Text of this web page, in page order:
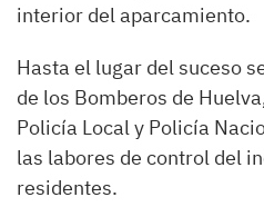
interior del aparcamiento.
Hasta el lugar del suceso
de los Bomberos de
Policía Local y Policía
las labores de control del
residentes.